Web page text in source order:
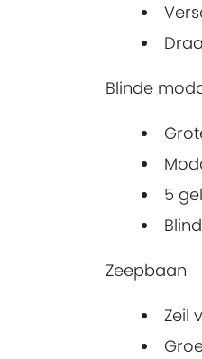
Blinde
5
Zeepbaan
Zeil